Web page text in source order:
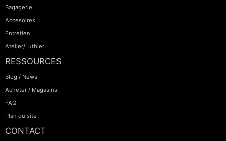
Bagagerie
Accesoires
Entretien
Atelier/Luthier
RESSOURCES
Blog / News
Acheter / Magasins
FAQ
Plan du site
CONTACT